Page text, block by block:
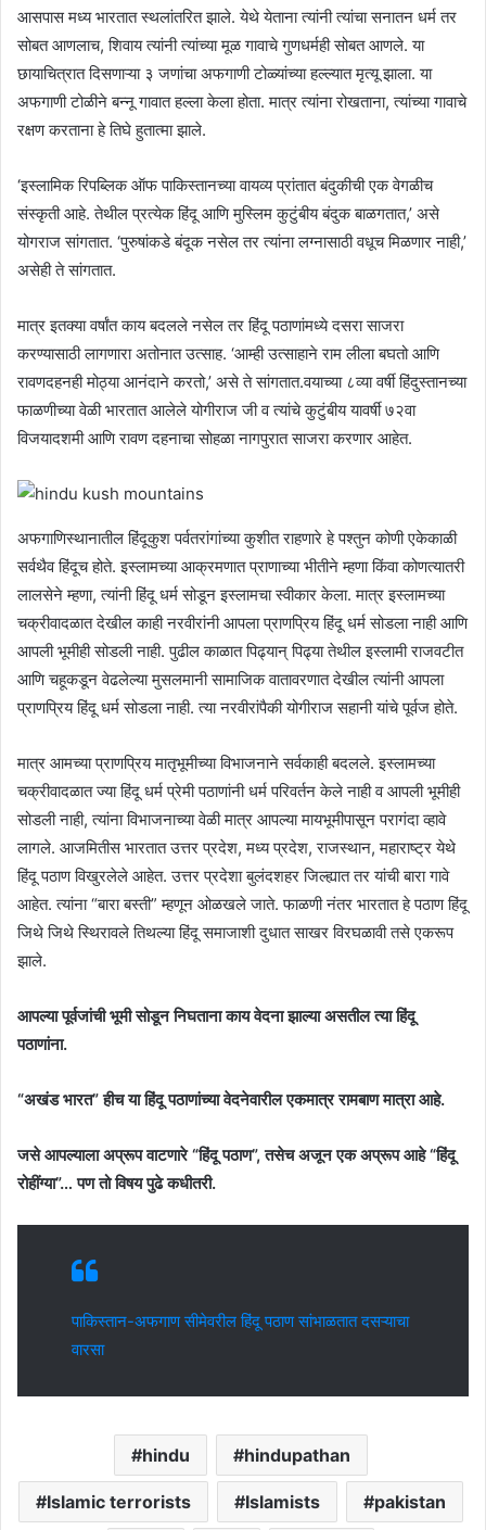
आसपास मध्य भारतात स्थलांतरित झाले. येथे येताना त्यांनी त्यांचा सनातन धर्म तर
सोबत आणलाच, शिवाय त्यांनी त्यांच्या मूळ गावाचे गुणधर्मही सोबत आणले. या
छायाचित्रात दिसणाऱ्या ३ जणांचा अफगाणी टोळ्यांच्या हल्ल्यात मृत्यू झाला. या
अफगाणी टोळीने बन्नू गावात हल्ला केला होता. मात्र त्यांना रोखताना, त्यांच्या गावाचे
रक्षण करताना हे तिघे हुतात्मा झाले.
‘इस्लामिक रिपब्लिक ऑफ पाकिस्तानच्या वायव्य प्रांतात बंदुकीची एक वेगळीच
संस्कृती आहे. तेथील प्रत्येक हिंदू आणि मुस्लिम कुटुंबीय बंदुक बाळगतात,’ असे
योगराज सांगतात. ‘पुरुषांकडे बंदूक नसेल तर त्यांना लग्नासाठी वधूच मिळणार नाही,’
असेही ते सांगतात.
मात्र इतक्या वर्षांत काय बदलले नसेल तर हिंदू पठाणांमध्ये दसरा साजरा
करण्यासाठी लागणारा अतोनात उत्साह. ‘आम्ही उत्साहाने राम लीला बघतो आणि
रावणदहनही मोठ्या आनंदाने करतो,’ असे ते सांगतात.वयाच्या ८व्या वर्षी हिंदुस्तानच्या
फाळणीच्या वेळी भारतात आलेले योगीराज जी व त्यांचे कुटुंबीय यावर्षी ७२वा
विजयादशमी आणि रावण दहनाचा सोहळा नागपुरात साजरा करणार आहेत.
अफगाणिस्थानातील हिंदूकुश पर्वतरांगांच्या कुशीत राहणारे हे पश्तुन कोणी एकेकाळी
सर्वथैव हिंदूच होते. इस्लामच्या आक्रमणात प्राणाच्या भीतीने म्हणा किंवा कोणत्यातरी
लालसेने म्हणा, त्यांनी हिंदू धर्म सोडून इस्लामचा स्वीकार केला. मात्र इस्लामच्या
चक्रीवादळात देखील काही नरवीरांनी आपला प्राणप्रिय हिंदू धर्म सोडला नाही आणि
आपली भूमीही सोडली नाही. पुढील काळात पिढ्यान् पिढ्या तेथील इस्लामी राजवटीत
आणि चहूकडून वेढलेल्या मुसलमानी सामाजिक वातावरणात देखील त्यांनी आपला
प्राणप्रिय हिंदू धर्म सोडला नाही. त्या नरवीरांपैकी योगीराज सहानी यांचे पूर्वज होते.
मात्र आमच्या प्राणप्रिय मातृभूमीच्या विभाजनाने सर्वकाही बदलले. इस्लामच्या
चक्रीवादळात ज्या हिंदू धर्म प्रेमी पठाणांनी धर्म परिवर्तन केले नाही व आपली भूमीही
सोडली नाही, त्यांना विभाजनाच्या वेळी मात्र आपल्या मायभूमीपासून परागंदा व्हावे
लागले. आजमितीस भारतात उत्तर प्रदेश, मध्य प्रदेश, राजस्थान, महाराष्ट्र येथे
हिंदू पठाण विखुरलेले आहेत. उत्तर प्रदेशा बुलंदशहर जिल्ह्यात तर यांची बारा गावे
आहेत. त्यांना “बारा बस्ती” म्हणून ओळखले जाते. फाळणी नंतर भारतात हे पठाण हिंदू
जिथे जिथे स्थिरावले तिथल्या हिंदू समाजाशी दुधात साखर विरघळावी तसे एकरूप
झाले.
आपल्या पूर्वजांची भूमी सोडून निघताना काय वेदना झाल्या असतील त्या हिंदू
पठाणांना.
“अखंड भारत” हीच या हिंदू पठाणांच्या वेदनेवारील एकमात्र रामबाण मात्रा आहे.
जसे आपल्याला अप्रूप वाटणारे “हिंदू पठाण”, तसेच अजून एक अप्रूप आहे “हिंदू
रोहींग्या”… पण तो विषय पुढे कधीतरी.
पाकिस्तान-अफगाण सीमेवरील हिंदू पठाण सांभाळतात दसऱ्याचा
वारसा
hindu hindupathan
Islamic terrorists Islamists pakistan